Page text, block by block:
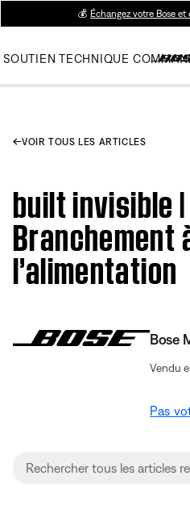
💰 Échangez votre Bose et
SOUTIEN TECHNIQUE
VOIR TOUS LES ARTICLES
built invisible |
Branchement
l’alimentation
Bose
Vendu
Pas